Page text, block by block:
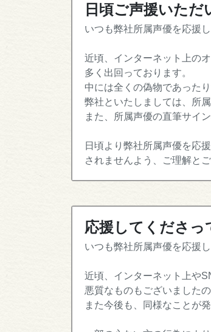
日頃ご声援いた
いつも弊社所属声優を応援
近頃、インターネット上の
多く出回っております。
中には全くの偽物であった
弊社といたしましては、所
また、所属声優の直筆サイ
日頃より弊社所属声優を応
されませんよう、ご理解と
応援してくださっ
いつも弊社所属声優を応援
近頃、インターネット上や
悪質なものもございました
また今後も、同様なことが